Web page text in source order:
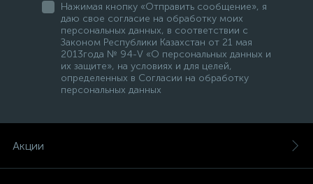
Нажимая кнопку «Отправить сообщение», я
даю свое согласие на обработку моих
персональных данных, в соответствии с
Законом Республики Казахстан от 21 мая
2013года № 94-V «О персональных данных и
их защите», на условиях и для целей,
определенных в Согласии на обработку
персональных данных
Акции